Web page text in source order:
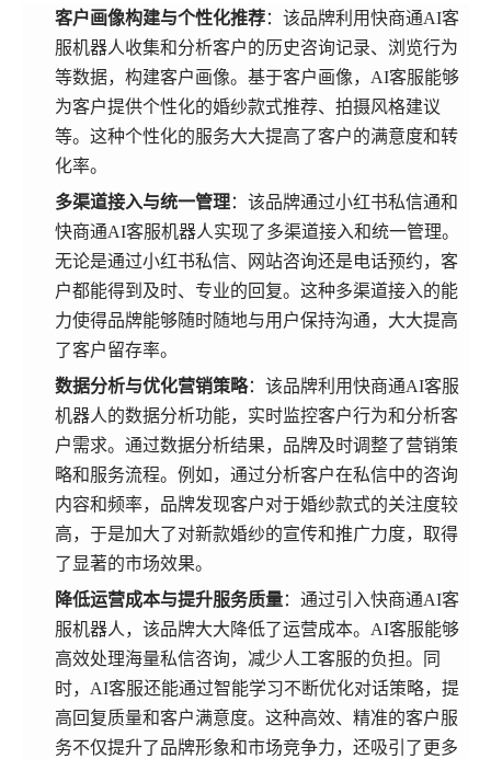
客户画像构建与个性化推荐：该品牌利用快商通AI客
服机器人收集和分析客户的历史咨询记录、浏览行为
等数据，构建客户画像。基于客户画像，AI客服能够
为客户提供个性化的婚纱款式推荐、拍摄风格建议
等。这种个性化的服务大大提高了客户的满意度和转
化率。
多渠道接入与统一管理：该品牌通过小红书私信通和
快商通AI客服机器人实现了多渠道接入和统一管理。
无论是通过小红书私信、网站咨询还是电话预约，客
户都能得到及时、专业的回复。这种多渠道接入的能
力使得品牌能够随时随地与用户保持沟通，大大提高
了客户留存率。
数据分析与优化营销策略：该品牌利用快商通AI客服
机器人的数据分析功能，实时监控客户行为和分析客
户需求。通过数据分析结果，品牌及时调整了营销策
略和服务流程。例如，通过分析客户在私信中的咨询
内容和频率，品牌发现客户对于婚纱款式的关注度较
高，于是加大了对新款婚纱的宣传和推广力度，取得
了显著的市场效果。
降低运营成本与提升服务质量：通过引入快商通AI客
服机器人，该品牌大大降低了运营成本。AI客服能够
高效处理海量私信咨询，减少人工客服的负担。同
时，AI客服还能通过智能学习不断优化对话策略，提
高回复质量和客户满意度。这种高效、精准的客户服
务不仅提升了品牌形象和市场竞争力，还吸引了更多